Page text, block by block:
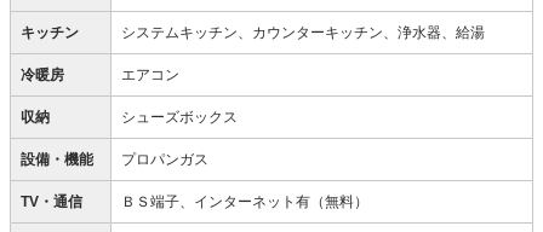
キッチン システムキッチン、カウンターキッチン、浄水器、給湯
冷暖房 エアコン
収納 シューズボックス
設備・機能 プロパンガス
TV・通信 ＢＳ端子、インターネット有（無料）